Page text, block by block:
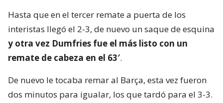
Hasta que en el tercer remate a puerta de los
interistas llegó el 2-3, de nuevo un saque de esquina
y otra vez Dumfries fue el más listo con un
remate de cabeza en el 63′.
De nuevo le tocaba remar al Barça, esta vez fueron
dos minutos para igualar, los que tardó para el 3-3.